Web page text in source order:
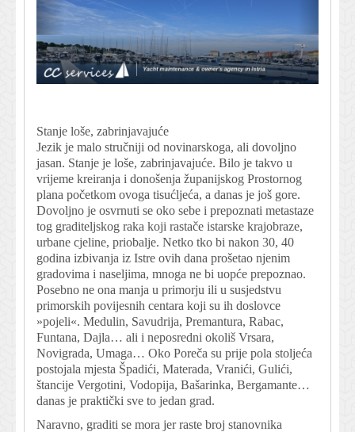
Stanje loše, zabrinjavajuće
Jezik je malo stručniji od novinarskoga, ali dovoljno
jasan. Stanje je loše, zabrinjavajuće. Bilo je takvo u
vrijeme kreiranja i donošenja županijskog Prostornog
plana početkom ovoga tisućljeća, a danas je još gore.
Dovoljno je osvrnuti se oko sebe i prepoznati metastaze
tog graditeljskog raka koji rastače istarske krajobraze,
urbane cjeline, priobalje. Netko tko bi nakon 30, 40
godina izbivanja iz Istre ovih dana prošetao njenim
gradovima i naseljima, mnoga ne bi uopće prepoznao.
Posebno ne ona manja u primorju ili u susjedstvu
primorskih povijesnih centara koji su ih doslovce
»pojeli«. Medulin, Savudrija, Premantura, Rabac,
Funtana, Dajla… ali i neposredni okoliš Vrsara,
Novigrada, Umaga… Oko Poreča su prije pola stoljeća
postojala mjesta Špadići, Materada, Vranići, Gulići,
štancije Vergotini, Vodopija, Bašarinka, Bergamante…
danas je praktički sve to jedan grad.
Naravno, graditi se mora jer raste broj stanovnika